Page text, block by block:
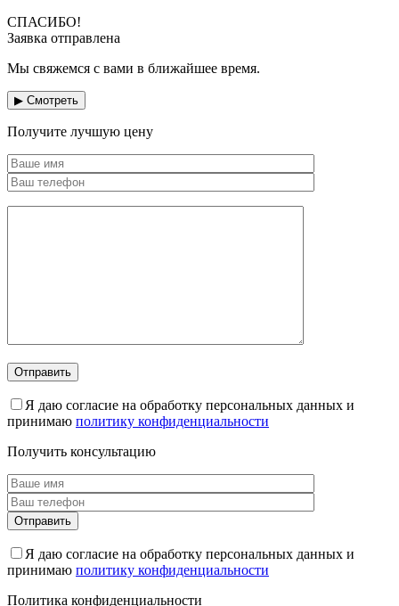
СПАСИБО!
Заявка отправлена
Мы свяжемся с вами в ближайшее время.
▶ Смотреть
Получите лучшую цену
Я даю согласие на обработку персональных данных и
принимаю политику конфиденциальности
Получить консультацию
Я даю согласие на обработку персональных данных и
принимаю политику конфиденциальности
Политика конфиденциальности